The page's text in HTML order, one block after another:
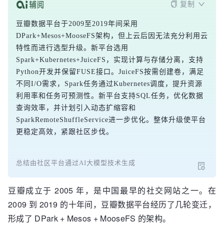
复制
豆瓣数据平台于2009至2019年间采用
DPark+Mesos+MooseFS架构，但上云后因无法充分利用云
特性而进行选型升级。新平台选用
Spark+Kubernetes+JuiceFS，实现计算与存储分离，支持
Python开发并保留FUSE接口。JuiceFS按需创建卷，满足
不同I/O需求，Spark任务通过Kubernetes调度，提升资源
利用率和任务可预测性。新平台支持SQL任务，优化数据
查询效率，并计划引入动态扩缩容和
SparkRemoteShuffleService进一步优化。整体升级使平台
更稳定高效，紧跟社区步伐。
总结由社区平台通过AI大模型技术生成
豆瓣成立于 2005 年，是中国最早的社交网站之一。在
2009 到 2019 的十年间，豆瓣数据平台经历了几轮变迁，
形成了 DPark + Mesos + MooseFS 的架构。